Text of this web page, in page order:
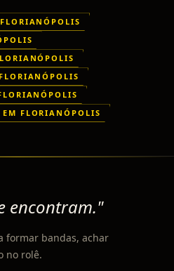
EM FLORIANÓPOLIS
encontram."
formar bandas, achar
no rolê.